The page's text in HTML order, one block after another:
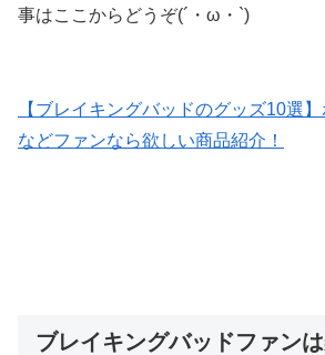
事はここからどうぞ(´・ω・`)
【ブレイキングバッドのグッズ10選
などファンなら欲しい商品紹介！
ブレイキングバッドファン